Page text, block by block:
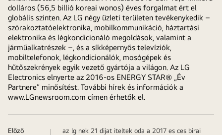
dolláros (56,5 billió koreai wonos) éves forgalmat ért el
globális szinten. Az LG négy üzleti területen tevékenykedik –
szórakoztatóelektronika, mobilkommunikáció, háztartási
elektronika és légkondicionáló megoldások, valamint a
járműalkatrészek –, és a síkképernyős televíziók,
mobiltelefonok, légkondicionálók, mosógépek és
hűtőszekrények egyik vezető gyártója a világon. Az LG
Electronics elnyerte az 2016-os ENERGY STAR® „Év
Partnere” minősítést. További hírek és információk a
www.LGnewsroom.com címen érhetők el.
Előző az lg nek 21 dijat iteltek oda a 2017 es ces birai